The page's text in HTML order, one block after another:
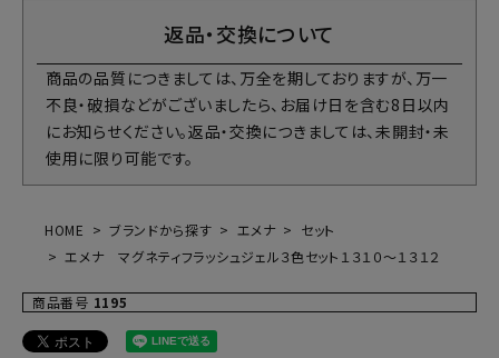
返品・交換について
商品の品質につきましては、万全を期しておりますが、万一
不良・破損などがございましたら、お届け日を含む8日以内
にお知らせください。返品・交換につきましては、未開封・未
使用に限り可能です。
HOME ブランドから探す エメナ
セット
エメナ マグネティフラッシュジェル３色セット１３１０～１３１２
商品番号 1195